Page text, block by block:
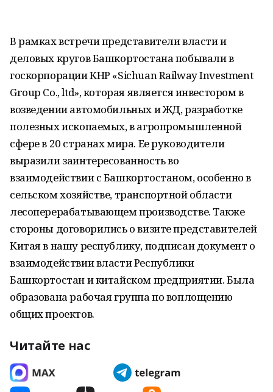
В рамках встречи представители власти и
деловых кругов Башкортостана побывали в
госкорпорации КНР «Sichuan Railway Investment
Group Co., ltd», которая является инвестором в
возведении автомобильных и ЖД, разработке
полезных ископаемых, в агропромышленной
сфере в 20 странах мира. Ее руководители
выразили заинтересованность во
взаимодействии с Башкортостаном, особенно в
сельском хозяйстве, транспортной области
лесоперерабатывающем производстве. Также
стороны договорились о визите представителей
Китая в нашу республику, подписан документ о
взаимодействии власти Республики
Башкортостан и китайском предприятии. Была
образована рабочая группа по воплощению
общих проектов.
Читайте нас